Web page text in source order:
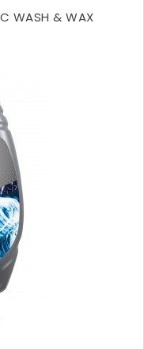
WASH & WAX